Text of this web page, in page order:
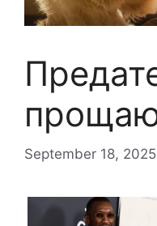
September 18, 2025